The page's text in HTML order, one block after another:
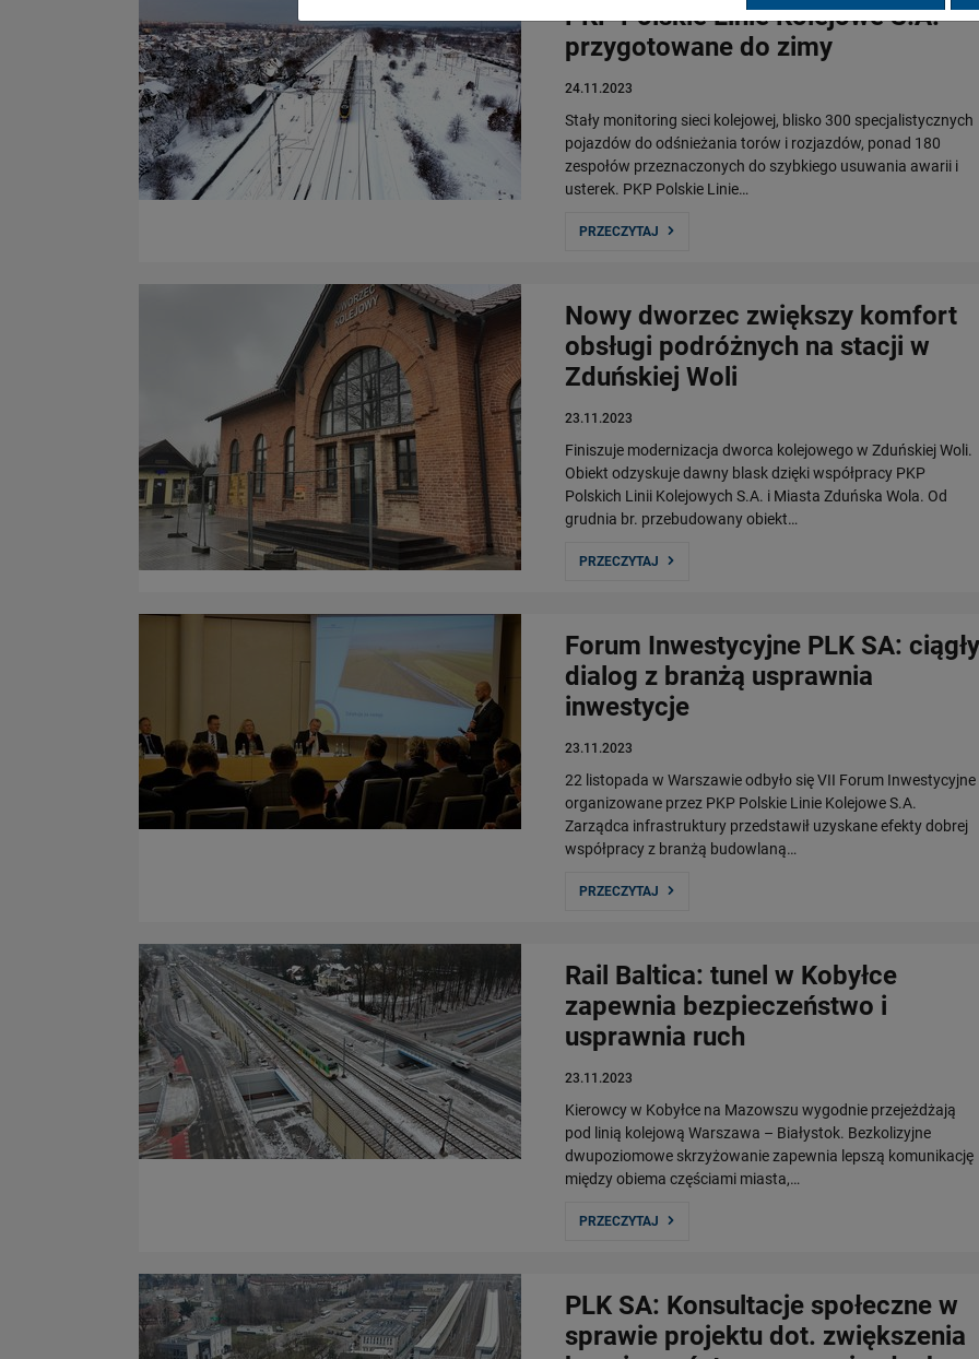
PKP Polskie Linie Kolejowe S.A.
przygotowane do zimy
24.11.2023
Stały monitoring sieci kolejowej, blisko 300 specjalistycznych
pojazdów do odśnieżania torów i rozjazdów, ponad 180
zespołów przeznaczonych do szybkiego usuwania awarii i
usterek. PKP Polskie Linie…
PRZECZYTAJ
Nowy dworzec zwiększy komfort
obsługi podróżnych na stacji w
Zduńskiej Woli
23.11.2023
Finiszuje modernizacja dworca kolejowego w Zduńskiej Woli.
Obiekt odzyskuje dawny blask dzięki współpracy PKP
Polskich Linii Kolejowych S.A. i Miasta Zduńska Wola. Od
grudnia br. przebudowany obiekt…
PRZECZYTAJ
Forum Inwestycyjne PLK SA: ciągły
dialog z branżą usprawnia
inwestycje
23.11.2023
22 listopada w Warszawie odbyło się VII Forum Inwestycyjne
organizowane przez PKP Polskie Linie Kolejowe S.A.
Zarządca infrastruktury przedstawił uzyskane efekty dobrej
współpracy z branżą budowlaną…
PRZECZYTAJ
Rail Baltica: tunel w Kobyłce
zapewnia bezpieczeństwo i
usprawnia ruch
23.11.2023
Kierowcy w Kobyłce na Mazowszu wygodnie przejeżdżają
pod linią kolejową Warszawa – Białystok. Bezkolizyjne
dwupoziomowe skrzyżowanie zapewnia lepszą komunikację
między obiema częściami miasta,…
PRZECZYTAJ
PLK SA: Konsultacje społeczne w
sprawie projektu dot. zwiększenia